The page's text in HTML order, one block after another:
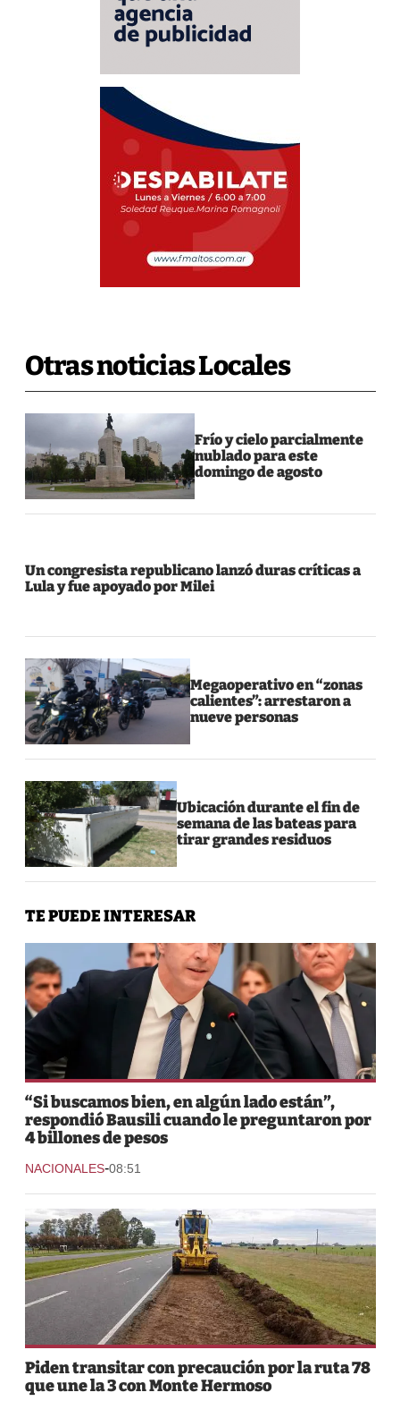
Otras noticias Locales
Frío y cielo parcialmente
nublado para este
domingo de agosto
Un congresista republicano lanzó duras críticas a
Lula y fue apoyado por Milei
Megaoperativo en “zonas
calientes”: arrestaron a
nueve personas
Ubicación durante el fin de
semana de las bateas para
tirar grandes residuos
TE PUEDE INTERESAR
“Si buscamos bien, en algún lado están”,
respondió Bausili cuando le preguntaron por
4 billones de pesos
NACIONALES-08:51
Piden transitar con precaución por la ruta 78
que une la 3 con Monte Hermoso